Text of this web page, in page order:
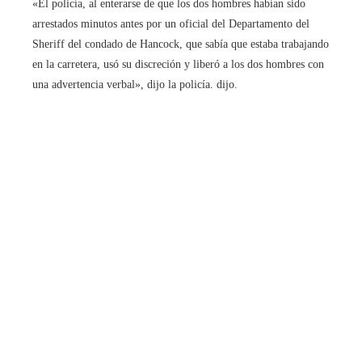
«El policía, al enterarse de que los dos hombres habían sido
arrestados minutos antes por un oficial del Departamento del
Sheriff del condado de Hancock, que sabía que estaba trabajando
en la carretera, usó su discreción y liberó a los dos hombres con
una advertencia verbal», dijo la policía. dijo.